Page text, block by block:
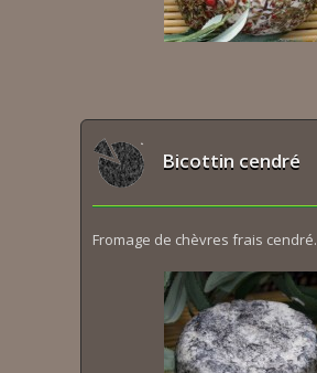
Bicottin cendré
Fromage de chèvres frais cendré.